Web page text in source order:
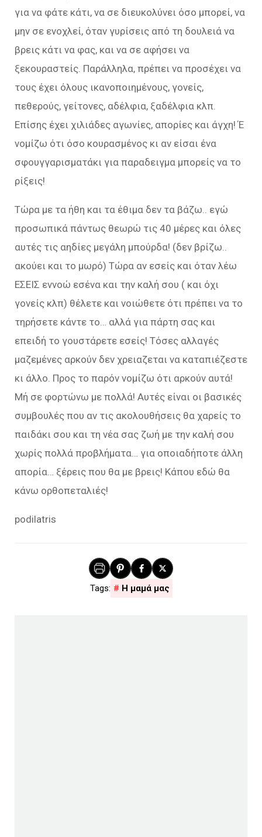
για να φάτε κάτι, να σε διευκολύνει όσο μπορεί, να
μην σε ενοχλεί, όταν γυρίσεις από τη δουλειά να
βρεις κάτι να φας, και να σε αφήσει να
ξεκουραστείς. Παράλληλα, πρέπει να προσέχει να
τους έχει όλους ικανοποιημένους, γονείς,
πεθερούς, γείτονες, αδέλφια, ξαδέλφια κλπ.
Επίσης έχει χιλιάδες αγωνίες, απορίες και άγχη! Έ
νομίζω ότι όσο κουρασμένος κι αν είσαι ένα
σφουγγαρισματάκι για παραδειγμα μπορείς να το
ρίξεις!
Τώρα με τα ήθη και τα έθιμα δεν τα βάζω.. εγώ
προσωπικά πάντως θεωρώ τις 40 μέρες και όλες
αυτές τις αηδίες μεγάλη μπούρδα! (δεν βρίζω..
ακούει και το μωρό) Τώρα αν εσείς και όταν λέω
ΕΣΕΙΣ εννοώ εσένα και την καλή σου ( και όχι
γονείς κλπ) θέλετε και νοιώθετε ότι πρέπει να το
τηρήσετε κάντε το… αλλά για πάρτη σας και
επειδή το γουστάρετε εσείς! Τόσες αλλαγές
μαζεμένες αρκούν δεν χρειαζεται να καταπιέζεστε
κι άλλο. Προς το παρόν νομίζω ότι αρκούν αυτά!
Μή σε φορτώνω με πολλά! Αυτές είναι οι βασικές
συμβουλές που αν τις ακολουθήσεις θα χαρείς το
παιδάκι σου και τη νέα σας ζωή με την καλή σου
χωρίς πολλά προβλήματα… για οποιαδήποτε άλλη
απορία… ξέρεις που θα με βρεις! Κάπου εδώ θα
κάνω ορθοπεταλιές!
podilatris
Η μαμά μας